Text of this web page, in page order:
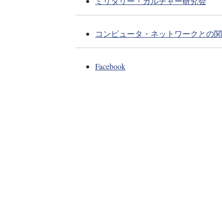
コンピュータ・ネットワークとの
Facebook